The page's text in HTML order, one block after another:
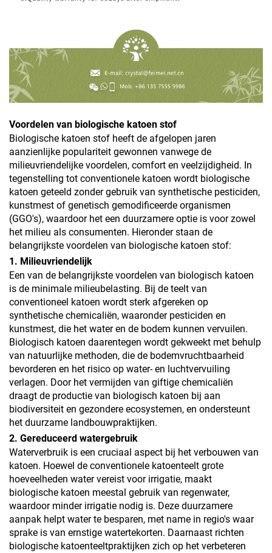
Voordelen van biologische katoen stof
Biologische katoen stof heeft de afgelopen jaren
aanzienlijke populariteit gewonnen vanwege de
milieuvriendelijke voordelen, comfort en veelzijdigheid. In
tegenstelling tot conventionele katoen wordt biologische
katoen geteeld zonder gebruik van synthetische pesticiden,
kunstmest of genetisch gemodificeerde organismen
(GGO's), waardoor het een duurzamere optie is voor zowel
het milieu als consumenten. Hieronder staan de
belangrijkste voordelen van biologische katoen stof:
1. Milieuvriendelijk
Een van de belangrijkste voordelen van biologisch katoen
is de minimale milieubelasting. Bij de teelt van
conventioneel katoen wordt sterk afgereken op
synthetische chemicaliën, waaronder pesticiden en
kunstmest, die het water en de bodem kunnen vervuilen.
Biologisch katoen daarentegen wordt gekweekt met behulp
van natuurlijke methoden, die de bodemvruchtbaarheid
bevorderen en het risico op water- en luchtvervuiling
verlagen. Door het vermijden van giftige chemicaliën
draagt de productie van biologisch katoen bij aan
biodiversiteit en gezondere ecosystemen, en ondersteunt
het duurzame landbouwpraktijken.
2. Gereduceerd watergebruik
Waterverbruik is een cruciaal aspect bij het verbouwen van
katoen. Hoewel de conventionele katoenteelt grote
hoeveelheden water vereist voor irrigatie, maakt
biologische katoen meestal gebruik van regenwater,
waardoor minder irrigatie nodig is. Deze duurzamere
aanpak helpt water te besparen, met name in regio's waar
sprake is van ernstige watertekorten. Daarnaast richten
biologische katoenteeltpraktijken zich op het verbeteren